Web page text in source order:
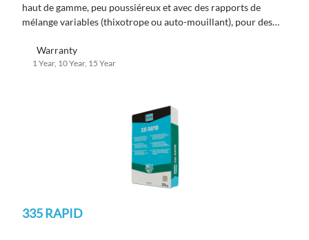
haut de gamme, peu poussiéreux et avec des rapports de
mélange variables (thixotrope ou auto-mouillant), pour des
TE S1.Warranty
1 Year, 10 Year, 15 Year
335 RAPID